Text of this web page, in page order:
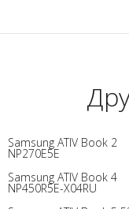
Samsung ATIV Book 2
NP270E5E
Samsung ATIV Book 4
NP450R5E-X04RU